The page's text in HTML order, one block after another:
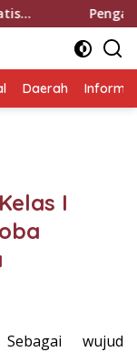
Negeri
Daerah
I
wujud